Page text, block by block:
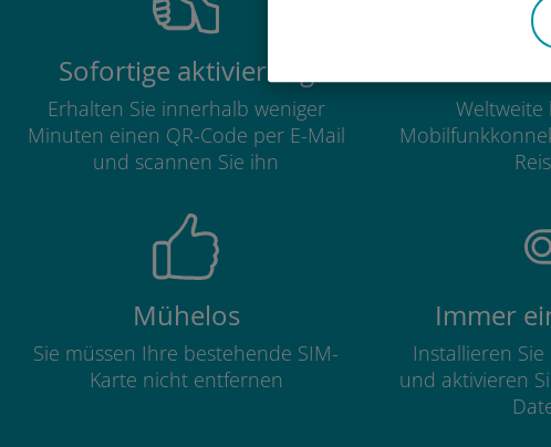
Sofortige aktivierung
Erhalten Sie innerhalb weniger
Minuten einen QR-Code per E-Mail
und scannen Sie ihn
Weltweite
Mühelos
Sie müssen Ihre bestehende SIM-
Karte nicht entfernen
Immer
Installieren
und aktivieren